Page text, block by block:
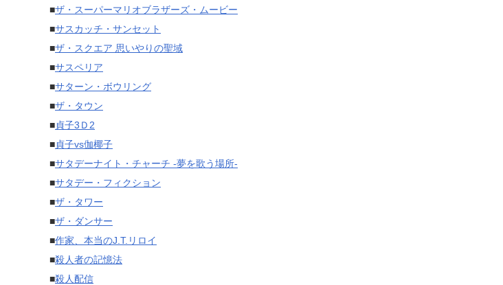
■ザ・スーパーマリオブラザーズ・ムービー
■サスカッチ・サンセット
■ザ・スクエア 思いやりの聖域
■サスペリア
■サターン・ボウリング
■ザ・タウン
■貞子3Ｄ2
■貞子vs伽椰子
■サタデーナイト・チャーチ -夢を歌う場所-
■サタデー・フィクション
■ザ・タワー
■ザ・ダンサー
■作家、本当のJ.T.リロイ
■殺人者の記憶法
■殺人配信